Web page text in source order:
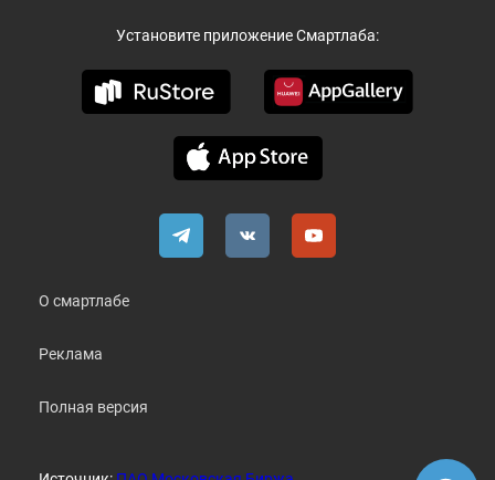
Установите приложение Смартлаба:
О смартлабе
Реклама
Полная версия